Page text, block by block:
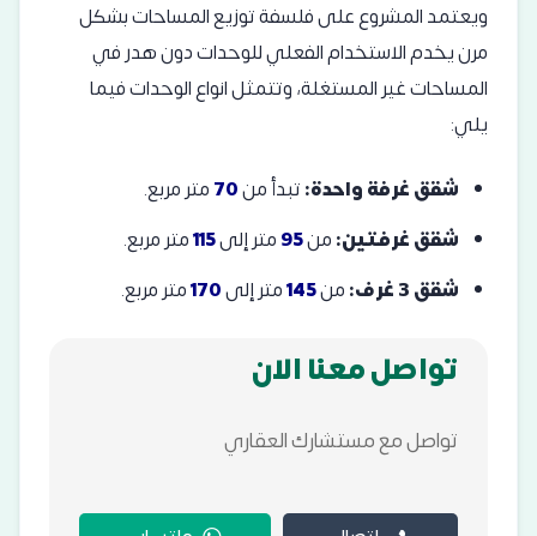
ويعتمد المشروع على فلسفة توزيع المساحات بشكل
مرن يخدم الاستخدام الفعلي للوحدات دون هدر في
المساحات غير المستغلة، وتتمثل انواع الوحدات فيما
يلي:
شقق غرفة واحدة:تبدأ من70متر مربع.
شقق غرفتين:من95متر إلى115متر مربع.
شقق 3 غرف:
من145متر إلى170متر مربع.
تواصل معنا الان
تواصل مع مستشارك العقاري